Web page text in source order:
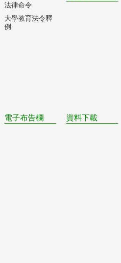
法律命令
大學教育法令釋
例
電子布告欄 資料下載